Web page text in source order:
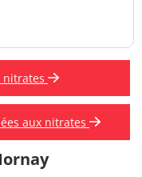
nitrates
aux nitrates